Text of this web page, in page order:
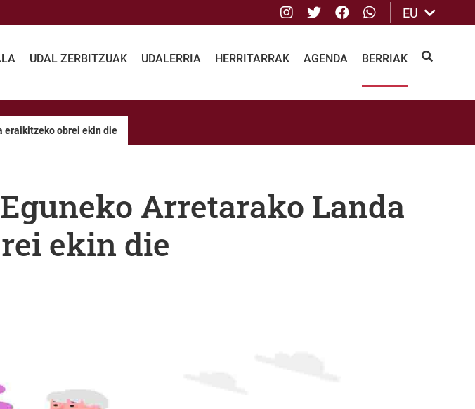
Instagram
TwitterFacebook
whatsApp
EU
UDAL ZERBITZUAK UDALERRIA HERRITARRAK AGENDA BERRIAK BILATU
eraikitzeko obrei ekin die
Arretarako Landa
ekin die